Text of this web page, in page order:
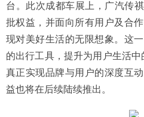
台。此次成都车展上，广汽传
批权益，并面向所有用户及合
现对美好生活的无限想象。这
的出行工具，提升为用户生活中
真正实现品牌与用户的深度互
益也将在后续陆续推出。